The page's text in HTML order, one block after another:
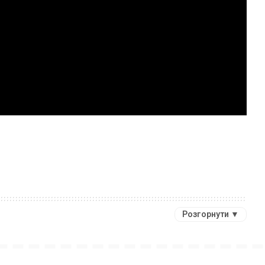
Розгорнути ▼